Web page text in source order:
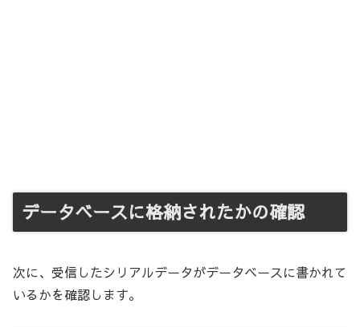
データベースに格納されたかの確認
次に、受信したシリアルデータがデータベースに書かれて
いるかを確認します。